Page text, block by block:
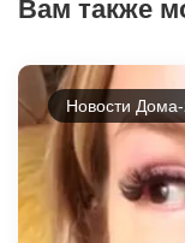
Вам также
Новости